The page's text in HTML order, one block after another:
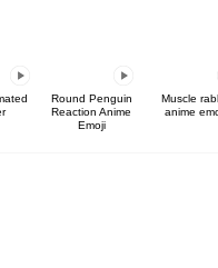
Round Penguin
Reaction Anime
Emoji
Muscle
anime